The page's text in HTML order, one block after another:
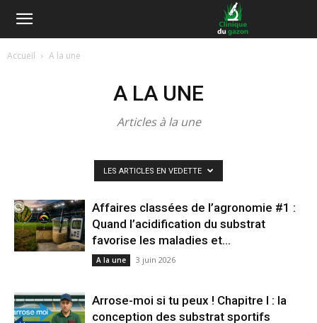
Accueil A la une
A LA UNE
Articles à la une
LES ARTICLES EN VEDETTE
Affaires classées de l’agronomie #1 :
Quand l’acidification du substrat
favorise les maladies et...
A la une 3 juin 2026
Arrose-moi si tu peux ! Chapitre I : la
conception des substrat sportifs